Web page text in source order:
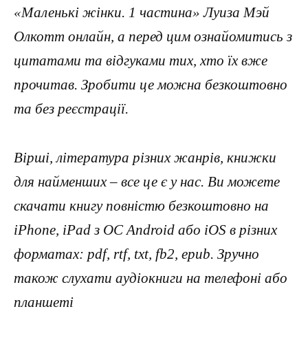
«Маленькі жінки. 1 частина» Луиза Мэй
Олкотт онлайн, а перед цим ознайомитись з
цитатами та відгуками тих, хто їх вже
прочитав. Зробити це можна безкоштовно
та без реєстрації.
Вірші, література різних жанрів, книжки
для найменших – все це є у нас. Ви можете
скачати книгу повністю безкоштовно на
iPhone, iPad з ОС Android або iOS в різних
форматах: pdf, rtf, txt, fb2, epub. Зручно
також слухати аудіокниги на телефоні або
планшеті